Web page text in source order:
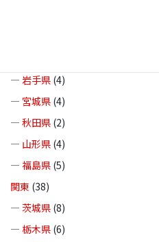
— 岩手県 (4)
— 宮城県 (4)
— 秋田県 (2)
— 山形県 (4)
— 福島県 (5)
関東 (38)
— 茨城県 (8)
— 栃木県 (6)